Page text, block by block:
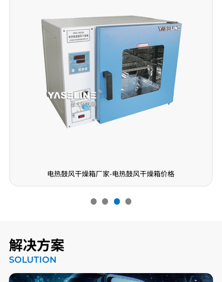
电热鼓风干燥箱厂家-电热鼓风干燥箱价格
解决方案
SOLUTION